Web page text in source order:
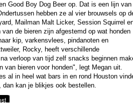
Good Boy Dog Beer op. Dat is een lijn van
hebben ze al vier brouwsels op
Mailman Malt Licker, Session Squirrel
de bieren zijn afgestemd op wat honden
kip, varkensvlees, pindanoten en
Rocky, heeft verschillende
verloop van tijd zelf snacks beginnen
van bieren voor honden", legt Megan uit.
al in heel wat bars in en rond Houston
kan je blikjes ook bestellen.